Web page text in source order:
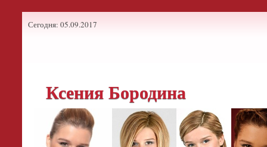
Сегодня: 05.09.2017
Ксения Бородина